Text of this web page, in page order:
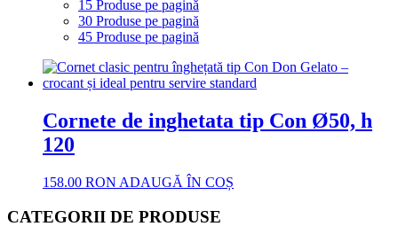
15 Produse pe pagină
30 Produse pe pagină
45 Produse pe pagină
Cornete de inghetata tip Con Ø50, h
120
158.00 RON ADAUGĂ ÎN COȘ
CATEGORII DE PRODUSE